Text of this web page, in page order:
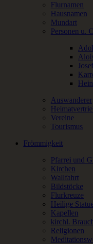
Flurnamen
Hausnamen
Mundart
Personen u.
Auswanderer
Vereine
Tourismus
Frömmigkeit
Pfarrei und
Kirchen
Wallfahrt
Bildstöcke
Flurkreuze
Heilige
Kapellen
kirchl.
Religionen